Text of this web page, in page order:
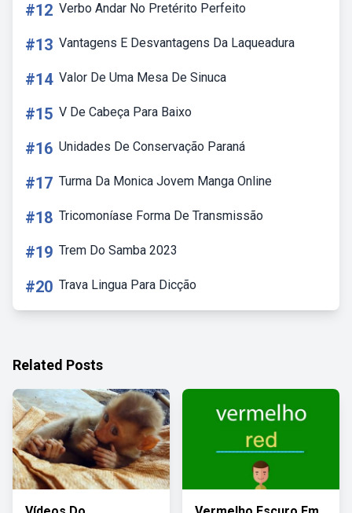
#12 Verbo Andar No Pretérito Perfeito
#13 Vantagens E Desvantagens Da Laqueadura
#14 Valor De Uma Mesa De Sinuca
#15 V De Cabeça Para Baixo
#16 Unidades De Conservação Paraná
#17 Turma Da Monica Jovem Manga Online
#18 Tricomoníase Forma De Transmissão
#19 Trem Do Samba 2023
#20 Trava Lingua Para Dicção
Related Posts